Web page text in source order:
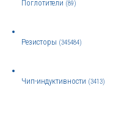
Поглотители (89)
Резисторы (345484)
Чип-индуктивности (3413)